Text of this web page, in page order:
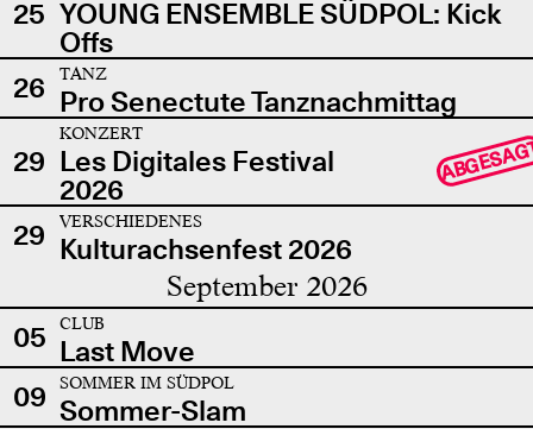
25 YOUNG ENSEMBLE SÜDPOL: Kick
Offs
26
TANZ
Pro Senectute Tanznachmittag
29
KONZERT
Les Digitales Festival
2026
29 VERSCHIEDENES
Kulturachsenfest 2026
September 2026
05 CLUB
Last Move
09
SOMMER IM SÜDPOL
Sommer-Slam